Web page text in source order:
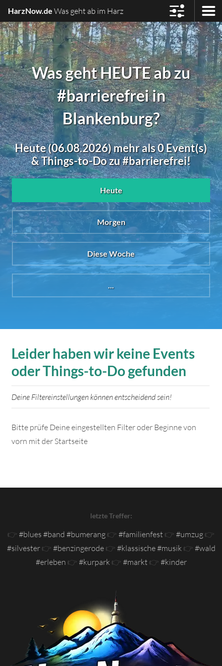
HarzNow.de Was geht ab im Harz
Was geht HEUTE ab zu
#barrierefrei in
Blankenburg?
Heute (06.08.2026) mehr als 0 Event(s)
& Things-to-Do zu #barrierefrei!
Heute
Morgen
Diese Woche
Leider haben wir keine Events
oder Things-to-Do gefunden
Deine Filtereinstellungen können entscheidend sein!
Bitte prüfe Deine eingestellten Filter oder Beginne von
vorn mit der Startseite
letzte Treffer:
👉 #blues #band #bumerang 👉 #familienfest 👉 #umzug 👉
#silvester👉 #benzingerode👉 #klassische #musik 👉 #wald
#erleben 👉 #kurpark 👉 #markt 👉 #kinder